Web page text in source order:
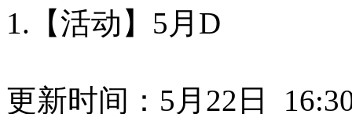
1.【活动】5月D
更新时间：5月22日